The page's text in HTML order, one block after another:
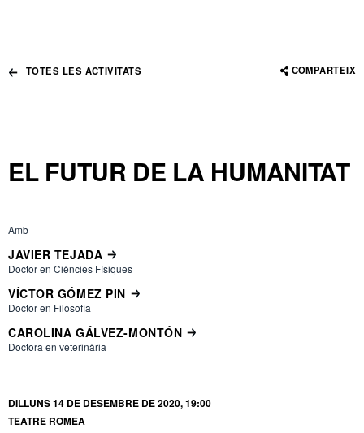
TOTES LES ACTIVITATS COMPARTEIX
EL FUTUR DE LA HUMANITAT
Amb
JAVIER TEJADA
Doctor en Ciències Físiques
VÍCTOR GÓMEZ PIN
Doctor en Filosofia
CAROLINA GÁLVEZ-MONTÓN
Doctora en veterinària
DILLUNS 14 DE DESEMBRE DE 2020, 19:00
TEATRE ROMEA